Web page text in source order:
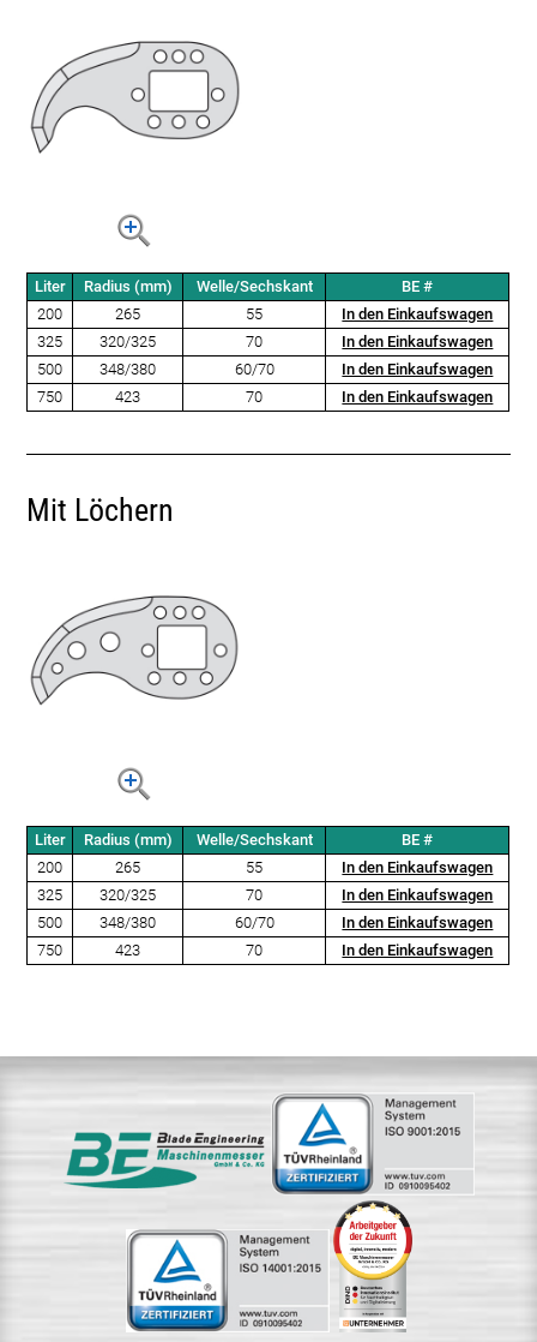
Liter Radius (mm) Welle/Sechskant
BE #
200
265 55
In den Einkaufswagen
325
320/325 70
In den Einkaufswagen
500
348/380 60/70
In den Einkaufswagen
750
423 70 In den Einkaufswagen
Mit Löchern
Liter Radius (mm) Welle/Sechskant
BE #
200
265 55
In den Einkaufswagen
325
320/325 70
In den Einkaufswagen
500
348/380 60/70
In den Einkaufswagen
750
423 70 In den Einkaufswagen